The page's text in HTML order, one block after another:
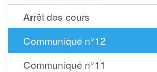
Arrêt des cours
Communiqué n°12
Communiqué n°11